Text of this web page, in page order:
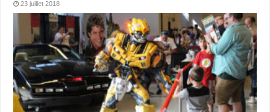
23 juillet 2018